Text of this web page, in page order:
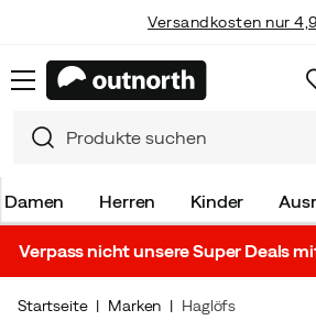
Versandkosten nur
Damen Herren Kinder
Verpass nicht unsere Super Deals
Startseite Marken Haglöfs